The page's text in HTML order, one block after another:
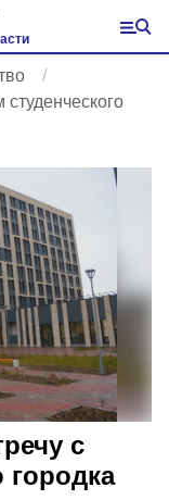
студенческого
с
городка